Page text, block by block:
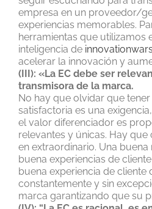
empresa en un proveedor/
experiencias memorables.
herramientas que utilizamos
inteligencia de innovationwars
acelerar la innovación y
(III): «La EC debe ser
transmisora de la marca.
No hay que olvidar que
satisfactoria es una
el valor diferenciador es
relevantes y únicas. Hay
en extraordinario. Una
buena experiencias de
buena experiencia de cliente
constantemente y sin
marca garantizando que su